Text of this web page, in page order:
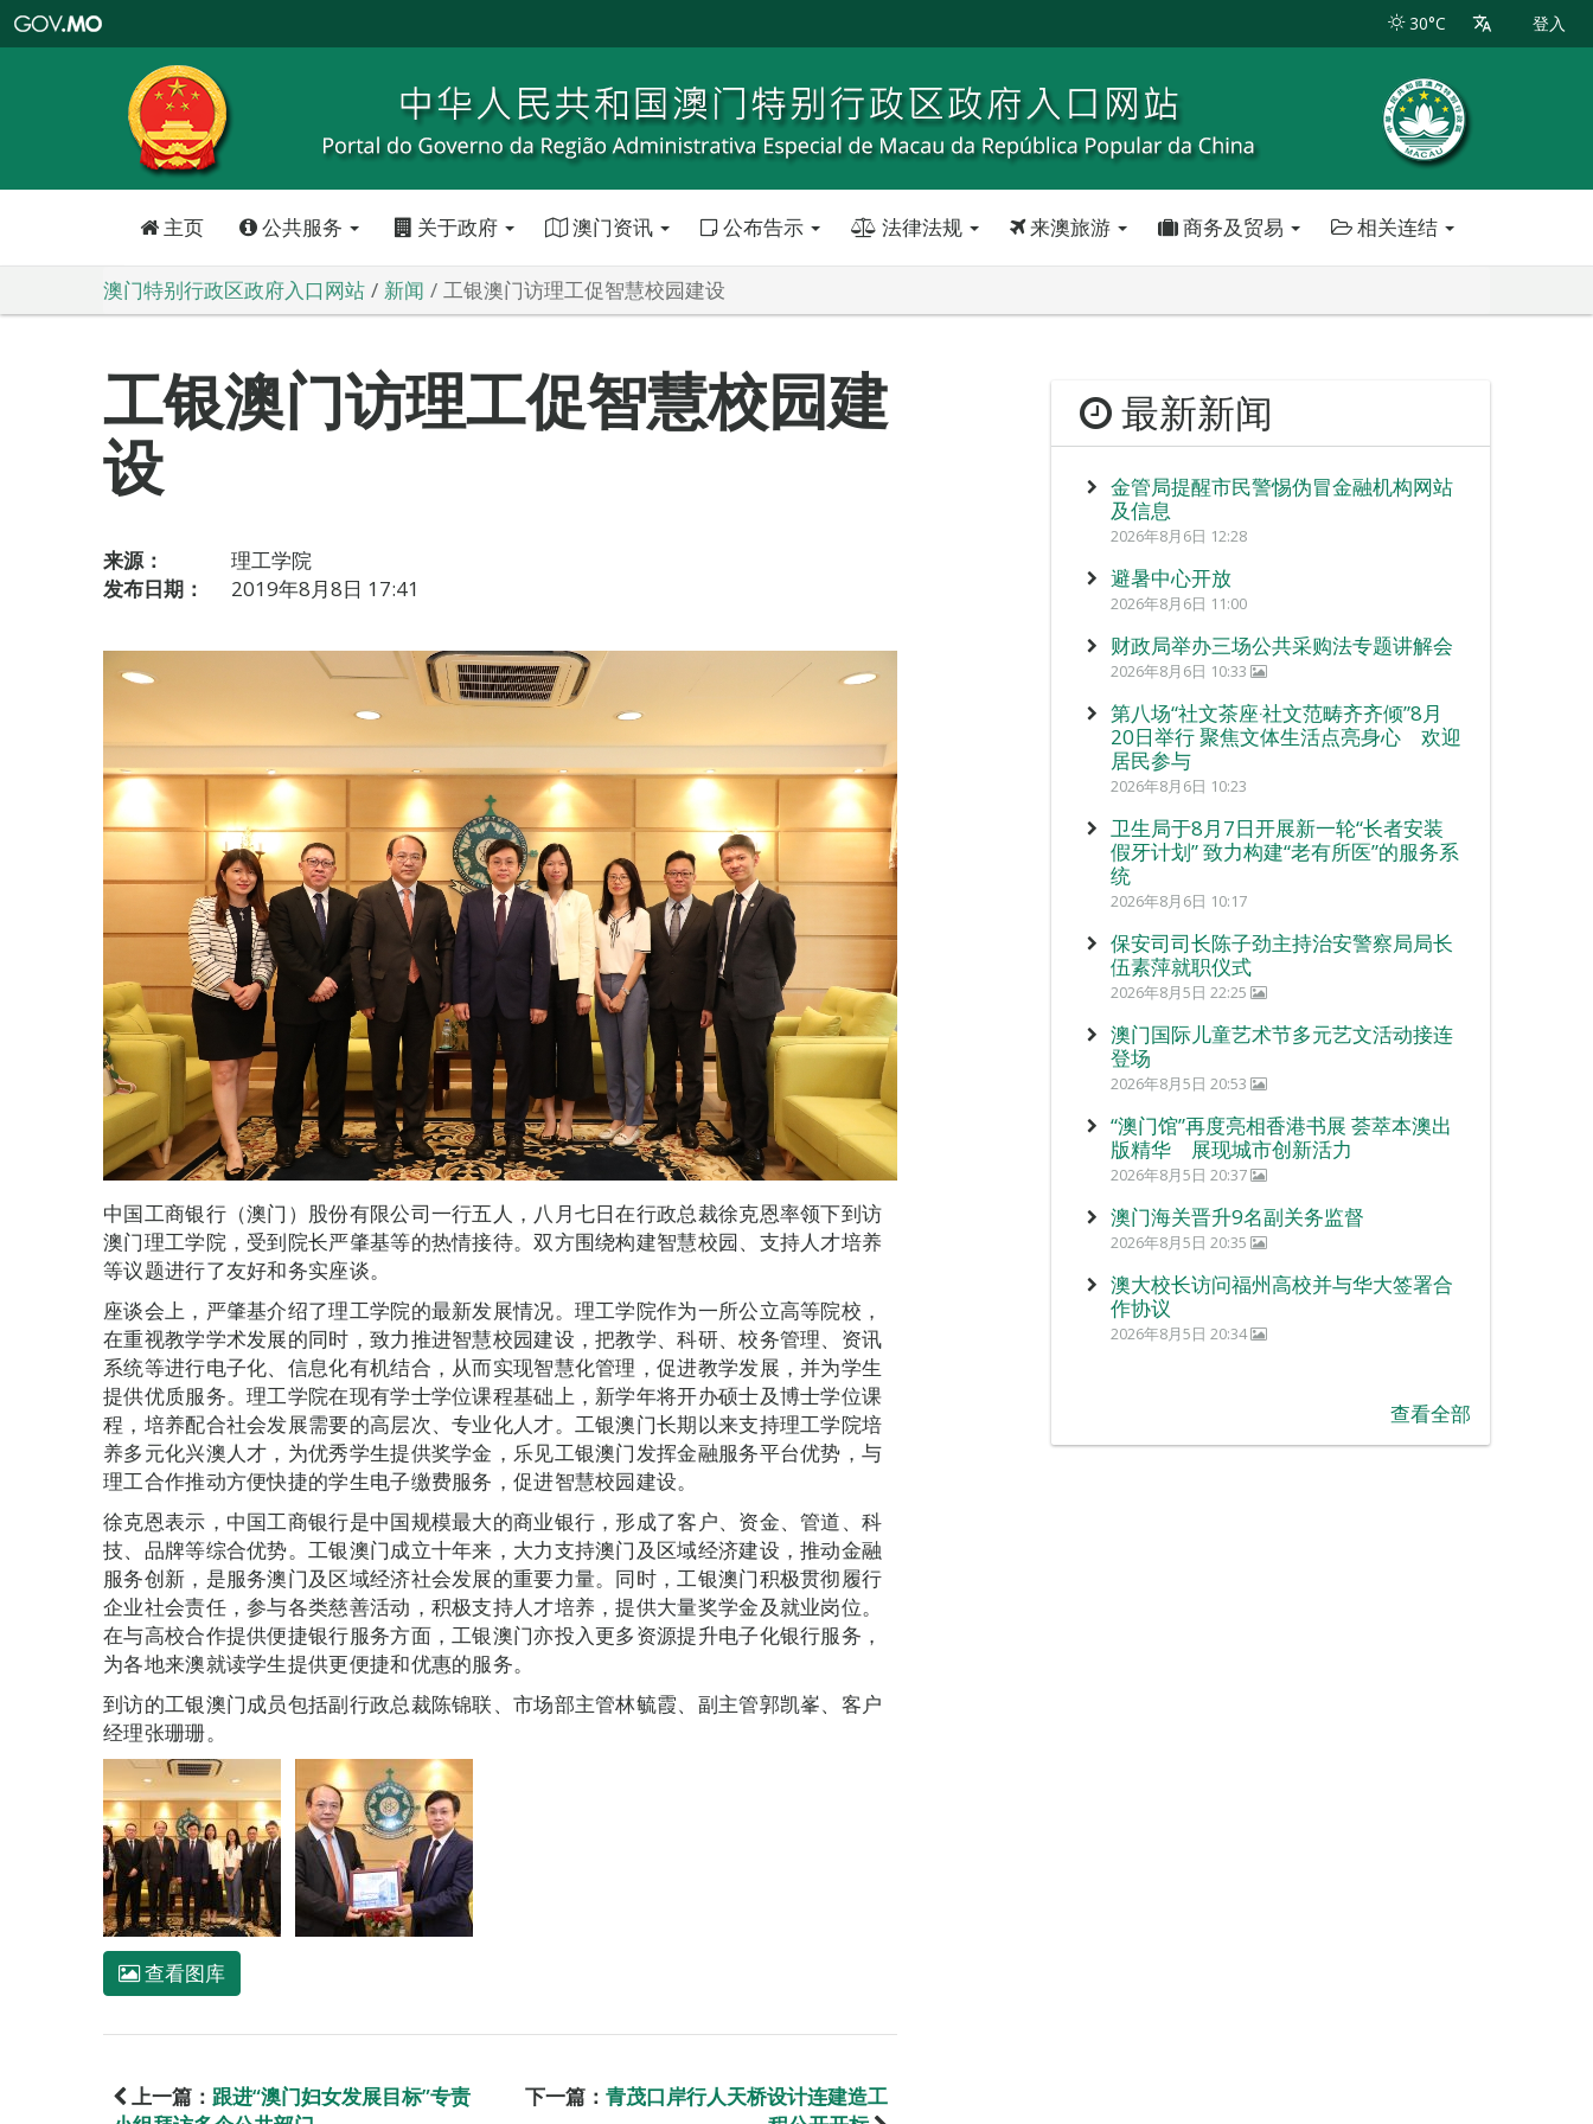
特
政
区
政
口
30°C 登入
主页 公共服务 关于政府 澳门资讯 公布告示 法律法规 来澳旅游 商务及贸易 相关连结
澳门特别行政区政府入口网站 新闻 工银澳门访理工促智慧校园建设
工银澳门访理工促智慧校园建
设
来源：
理工学院
发布日期：
2019年8月8日 17:41
中国工商银行（澳门）股份有限公司一行五人，八月七日在行政总裁徐克恩率领下到访
澳门理工学院，受到院长严肇基等的热情接待。双方围绕构建智慧校园、支持人才培养
等议题进行了友好和务实座谈。
座谈会上，严肇基介绍了理工学院的最新发展情况。理工学院作为一所公立高等院校，
在重视教学学术发展的同时，致力推进智慧校园建设，把教学、科研、校务管理、资讯
系统等进行电子化、信息化有机结合，从而实现智慧化管理，促进教学发展，并为学生
提供优质服务。理工学院在现有学士学位课程基础上，新学年将开办硕士及博士学位课
程，培养配合社会发展需要的高层次、专业化人才。工银澳门长期以来支持理工学院培
养多元化兴澳人才，为优秀学生提供奖学金，乐见工银澳门发挥金融服务平台优势，与
理工合作推动方便快捷的学生电子缴费服务，促进智慧校园建设。
徐克恩表示，中国工商银行是中国规模最大的商业银行，形成了客户、资金、管道、科
技、品牌等综合优势。工银澳门成立十年来，大力支持澳门及区域经济建设，推动金融
服务创新，是服务澳门及区域经济社会发展的重要力量。同时，工银澳门积极贯彻履行
企业社会责任，参与各类慈善活动，积极支持人才培养，提供大量奖学金及就业岗位。
在与高校合作提供便捷银行服务方面，工银澳门亦投入更多资源提升电子化银行服务，
为各地来澳就读学生提供更便捷和优惠的服务。
到访的工银澳门成员包括副行政总裁陈锦联、市场部主管林毓霞、副主管郭凯峯、客户
经理张珊珊。
查看图库
上一篇： 跟进“澳门妇女发展目标”专责
下一篇： 青茂口岸行人天桥设计连建造工
最新新闻
金管局提醒市民警惕伪冒金融机构网站
及信息
2026年8月6日 12:28
避暑中心开放
2026年8月6日 11:00
财政局举办三场公共采购法专题讲解会
2026年8月6日 10:33
第八场“社文茶座‧社文范畴齐齐倾”8月
20日举行 聚焦文体生活点亮身心 欢迎
居民参与
2026年8月6日 10:23
卫生局于8月7日开展新一轮“长者安装
假牙计划” 致力构建“老有所医”的服务系
统
2026年8月6日 10:17
保安司司长陈子劲主持治安警察局局长
伍素萍就职仪式
2026年8月5日 22:25
澳门国际儿童艺术节多元艺文活动接连
登场
2026年8月5日 20:53
“澳门馆”再度亮相香港书展 荟萃本澳出
版精华 展现城市创新活力
2026年8月5日 20:37
澳门海关晋升9名副关务监督
2026年8月5日 20:35
澳大校长访问福州高校并与华大签署合
作协议
2026年8月5日 20:34
查看全部